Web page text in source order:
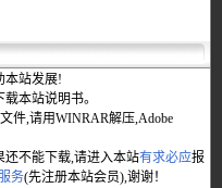
本站发展!
本站说明书。
件,请用WINRAR解压,Adobe
还不能下载,请进入本站有求必应报
务(先注册本站会员),谢谢！